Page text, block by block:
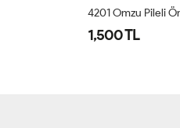
5015 Yanları Cepli
1,200 TL